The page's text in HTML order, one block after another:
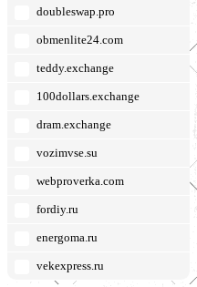
doubleswap.pro
obmenlite24.com
teddy.exchange
100dollars.exchange
dram.exchange
vozimvse.su
webproverka.com
fordiy.ru
energoma.ru
vekexpress.ru